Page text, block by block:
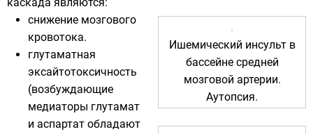
Ишемический инсульт в
бассейне средней
мозговой артерии.
Аутопсия.
снижение мозгового
кровотока.
глутаматная
эксайтотоксичность
(возбуждающие
медиаторы глутамат
и аспартат обладают